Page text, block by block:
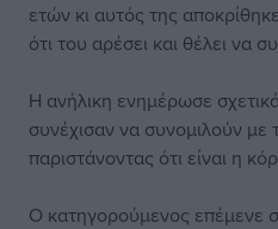
ετών κι αυτός της
ότι του αρέσει και θέλει να
Η ανήλικη ενημέρωσε
συνέχισαν να συνομιλούν
παριστάνοντας ότι είναι η
Ο κατηγορούμενος επέμενε